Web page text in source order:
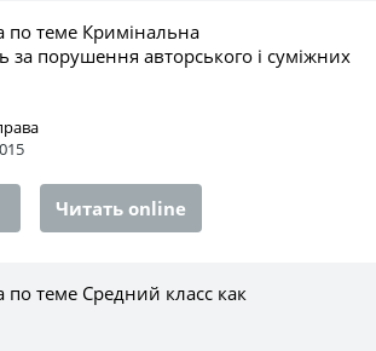
по теме Кримінальна
за порушення авторського і суміжних
Читать online
по теме Средний класс как